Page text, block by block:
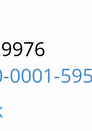
0001-